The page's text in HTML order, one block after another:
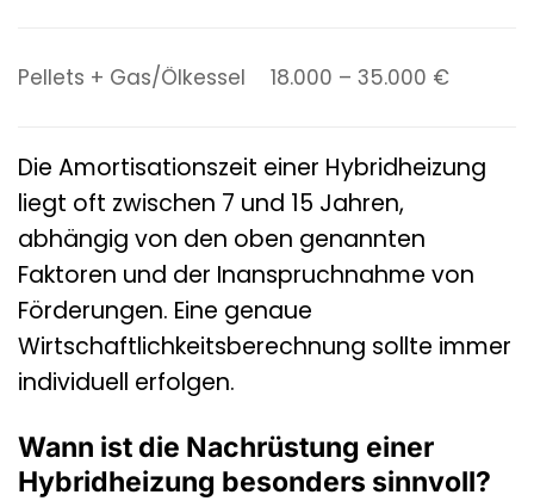
Pellets + Gas/Ölkessel 18.000 – 35.000 €
Die Amortisationszeit einer Hybridheizung
liegt oft zwischen 7 und 15 Jahren,
abhängig von den oben genannten
Faktoren und der Inanspruchnahme von
Förderungen. Eine genaue
Wirtschaftlichkeitsberechnung sollte immer
individuell erfolgen.
Wann ist die Nachrüstung einer
Hybridheizung besonders sinnvoll?